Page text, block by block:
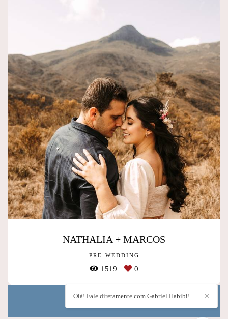
NATHALIA + MARCOS
PRE-WEDDING
1519 0
Mostrar Mais
✕
Olá! Fale diretamente com Gabriel Habibi!